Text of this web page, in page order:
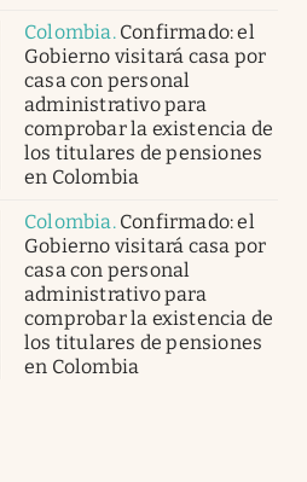
Colombia. Confirmado: el
Gobierno visitará casa por
casa con personal
administrativo para
comprobar la existencia de
los titulares de pensiones
en Colombia
Colombia. Confirmado: el
Gobierno visitará casa por
casa con personal
administrativo para
comprobar la existencia de
los titulares de pensiones
en Colombia